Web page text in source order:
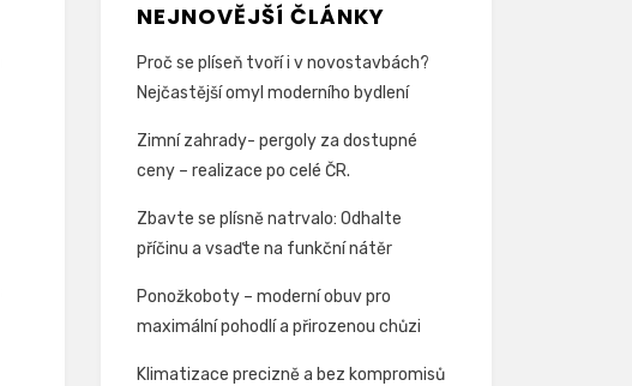
NEJNOVĚJŠÍ ČLÁNKY
Proč se plíseň tvoří i v novostavbách?
Nejčastější omyl moderního bydlení
Zimní zahrady- pergoly za dostupné
ceny – realizace po celé ČR.
Zbavte se plísně natrvalo: Odhalte
příčinu a vsaďte na funkční nátěr
Ponožkoboty – moderní obuv pro
maximální pohodlí a přirozenou chůzi
Klimatizace precizně a bez kompromisů